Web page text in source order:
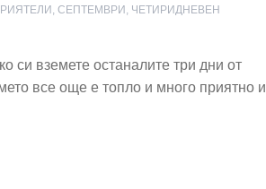
, СЕПТЕМВРИ , ЧЕТИРИДНЕВЕН
си вземете останалите три дни от
все още е топло и много приятно и